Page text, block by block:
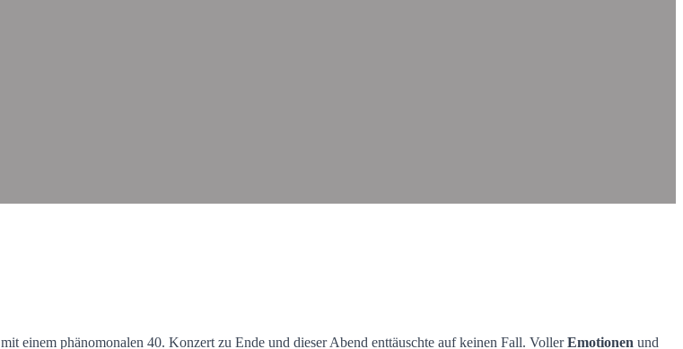
mit einem phänomonalen 40. Konzert zu Ende und dieser Abend enttäuschte auf keinen Fall. VollerEmotionen und